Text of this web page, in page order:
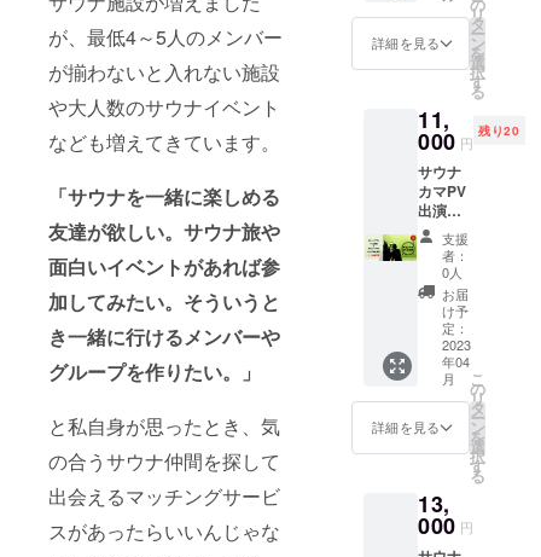
が、最低4～5人のメンバー
が揃わないと入れない施設
や大人数のサウナイベント
なども増えてきています。
「サウナを一緒に楽しめる
友達が欲しい。サウナ旅や
面白いイベントがあれば参
加してみたい。そういうと
き一緒に行けるメンバーや
グループを作りたい。」
と私自身が思ったとき、気
の合うサウナ仲間を探して
出会えるマッチングサービ
スがあったらいいんじゃな
下記の
使用で
きま
麦酒場
「恵比
寿サウ
ナー」
〒150-
0021 東
京都渋
谷区恵
比寿西
1-21-5
west21
終入場
22:30)
・毎週
用日で
す。 ・
毎週土
曜は男
性専用
日で
す。 ・
ご利用
時間の
延長は
できま
せん。
・部屋
タイプ
の指定
ませ
ん。 ・
も、
チェッ
クアウ
す。
・完全
貸切の
なりま
す。
をご持
参くだ
さい。
（レン
タルあ
¥500）
・食事
はもん
じゃ焼
き＋ア
ラカル
になり
ます。
・ドリ
別料金
です。
（ラウ
で開催
いたし
■開催
2023年
5月13日
(土)14:0
0〜
17:00
薪サウ
ナ＆浅
草もん
じゃ鉄
板焼き
・10名
までの
定員に
なりま
す。
・完全
貸切の
なりま
す。
（浅
草）の
サウナ
＆ラウ
設にて
「サウ
ナ＋サ
飯」付
きのサ
ウナ
パー
ティー
(通称：
サウ
パ）を
2023年
4月〜6
月まで
各月１
で開催
いたし
■開催
2023年
6月17日
(土)14:0
詳細を見る
リ
タ
ー
ン
を
選
択
す
る
11,
000 円
残り20
サウナ
カマPV
出演権
＋サウ
ナカマ
アプリ
BSC年
間会員
権 サウ
ナカマ
アプリ
開設記
念のプ
ロモー
ション
ムー
出演で
きる権
利で
支援
者：
0人
お届
け予
定：
2023
年04
月
詳細を見る
こ
の
リ
タ
ー
ン
を
選
択
す
る
13,
000 円